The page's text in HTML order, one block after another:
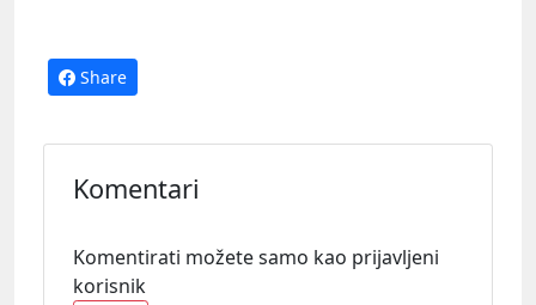
Share
Komentari
Komentirati možete samo kao prijavljeni
korisnik